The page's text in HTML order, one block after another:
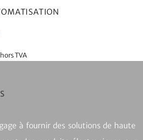
Le
hors TVA
à fournir des solutions de haute